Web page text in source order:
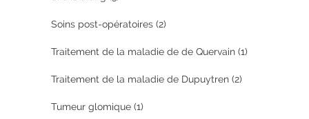
Soins post-opératoires (2)
Traitement de la maladie de de Quervain (1)
Traitement de la maladie de Dupuytren (2)
Tumeur glomique (1)